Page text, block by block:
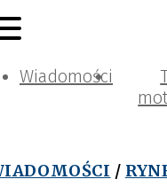
Wiadomości
/